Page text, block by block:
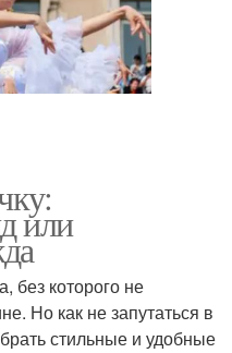
или
без которого не
Но как не запутаться в
стильные и удобные